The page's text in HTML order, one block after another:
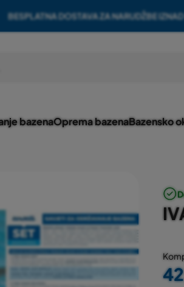
BESPLATNA DOSTAVA ZA NARUDŽBE
bazenaOprema bazenaBazensko